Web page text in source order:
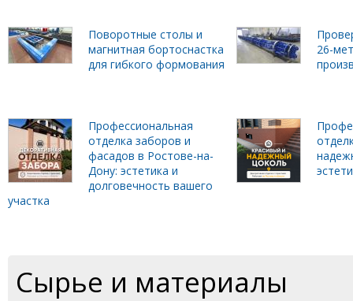
Поворотные столы и
магнитная бортоснастка
для гибкого формования
26-
Профессиональная
отделка заборов и
фасадов в Ростове-на-
Дону: эстетика и
долговечность вашего
участка
Сырье и материалы